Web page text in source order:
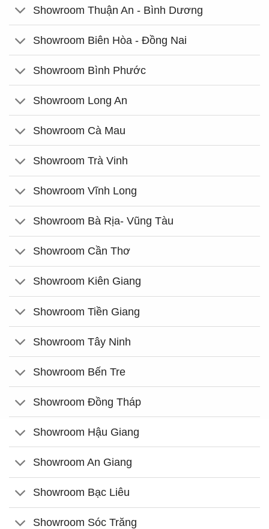
Showroom Thuận An - Bình Dương
Showroom Biên Hòa - Đồng Nai
Showroom Bình Phước
Showroom Long An
Showroom Cà Mau
Showroom Trà Vinh
Showroom Vĩnh Long
Showroom Bà Rịa- Vũng Tàu
Showroom Cần Thơ
Showroom Kiên Giang
Showroom Tiền Giang
Showroom Tây Ninh
Showroom Bến Tre
Showroom Đồng Tháp
Showroom Hậu Giang
Showroom An Giang
Showroom Bạc Liêu
Showroom Sóc Trăng